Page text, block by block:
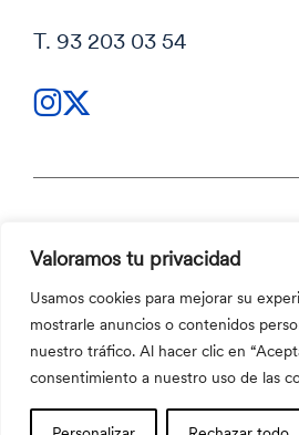
Valoramos tu privacidad
Usamos cookies para mejorar su
mostrarle anuncios o contenidos
nuestro tráfico. Al hacer clic en
consentimiento a nuestro uso de las
T. 93 203 03 54
Política de privacidad
Código ético y Canal ético
Política de cookies
Código ético y Canal ético
©2026 Aula Escola Europea